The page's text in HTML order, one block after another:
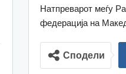
Натпреварот меѓу
федерација на
Сподели